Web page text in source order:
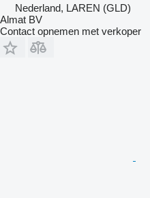
Nederland, LAREN (GLD)
Almat BV
Contact opnemen met verkoper